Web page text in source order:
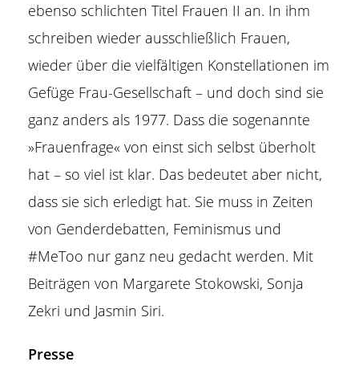
ebenso schlichten Titel Frauen II an. In ihm
schreiben wieder ausschließlich Frauen,
wieder über die vielfältigen Konstellationen im
Gefüge Frau-Gesellschaft – und doch sind sie
ganz anders als 1977. Dass die sogenannte
»Frauenfrage« von einst sich selbst überholt
hat – so viel ist klar. Das bedeutet aber nicht,
dass sie sich erledigt hat. Sie muss in Zeiten
von Genderdebatten, Feminismus und
#MeToo nur ganz neu gedacht werden. Mit
Beiträgen von Margarete Stokowski, Sonja
Zekri und Jasmin Siri.
Presse